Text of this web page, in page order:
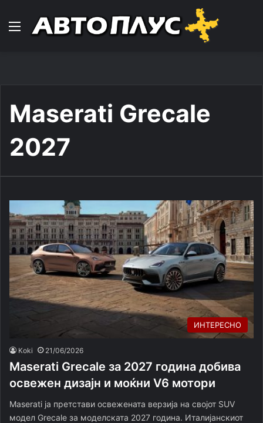
Навигација
Maserati Grecale
2027
ИНТЕРЕСНО
Koki 21/06/2026
Maserati Grecale за 2027 година добива
освежен дизајн и моќни V6 мотори
Maserati ја претстави освежената верзија на својот SUV
модел Grecale за моделската 2027 година. Италијанскиот